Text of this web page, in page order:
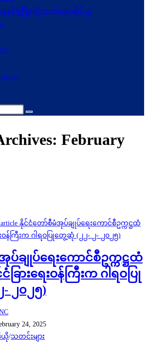
င့်ဖွံ့ဖြိုးတိုးတက်ရေးဆိုင်ရာ
February
ချုပ်ရေးကောင်စီဥက္ကဋ္ဌထံ
ခြားရေးဝန်ကြီးက ဂါရဝပြု
၂၀၂၅)
24, 2025
ယို/သတင်းများ